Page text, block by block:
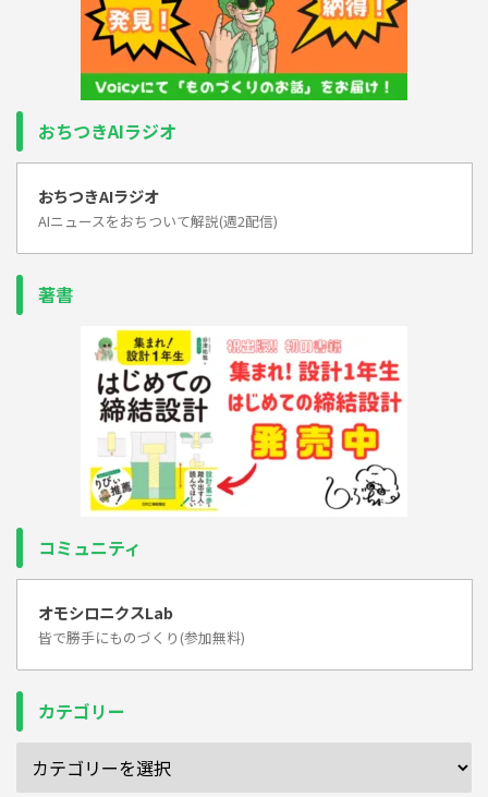
おちつきAIラジオ
おちつきAIラジオ
AIニュースをおちついて解説(週2配信)
著書
コミュニティ
オモシロニクスLab
皆で勝手にものづくり(参加無料)
カテゴリー